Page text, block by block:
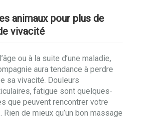
animaux pour plus de
vivacité
ou à la suite d’une maladie,
aura tendance à perdre
sa vivacité. Douleurs
fatigue sont quelques-
que peuvent rencontrer votre
de mieux qu’un bon massage